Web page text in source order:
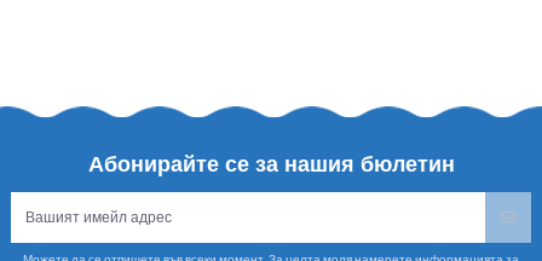
Абонирайте се за нашия бюлетин